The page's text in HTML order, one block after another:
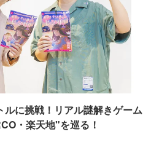
ルに挑戦！リアル謎解きゲーム
・楽天地"を巡る！